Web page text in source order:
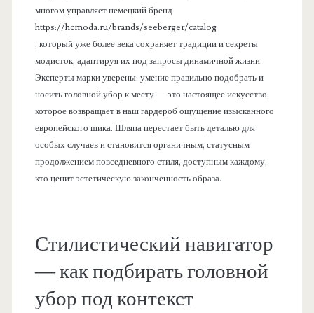
многом управляет немецкий бренд
https://hcmoda.ru/brands/seeberger/catalog
, который уже более века сохраняет традиции и секреты
модисток, адаптируя их под запросы динамичной жизни.
Эксперты марки уверены: умение правильно подобрать и
носить головной убор к месту — это настоящее искусство,
которое возвращает в наш гардероб ощущение изысканного
европейского шика. Шляпа перестает быть деталью для
особых случаев и становится органичным, статусным
продолжением повседневного стиля, доступным каждому,
кто ценит эстетическую законченность образа.
Стилистический навигатор
— как подбирать головной
убор под контекст